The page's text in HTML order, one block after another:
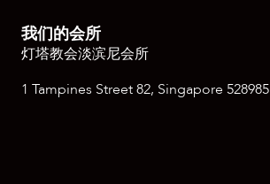
我们的会所
灯塔教会淡滨尼会所
1 Tampines Street 82, Singapore 528985